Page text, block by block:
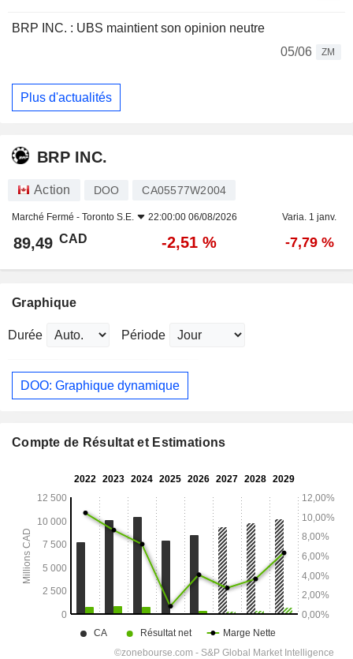
BRP INC. : UBS maintient son opinion neutre
05/06
ZM
Plus d'actualités
BRP INC.
Action DOO CA05577W2004
Marché Fermé - Toronto S.E. 22:00:00 06/08/2026 Varia. 1 janv.
89,49 CAD -2,51 % -7,79 %
Graphique
Durée Période
DOO: Graphique dynamique
Compte de Résultat et Estimations